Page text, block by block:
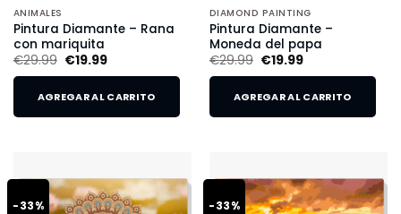
ANIMALES
Pintura Diamante – Rana
con mariquita
€29.99 €19.99
AGREGAR AL CARRITO
DIAMOND PAINTING
Pintura Diamante –
Moneda del papa
€29.99 €19.99
AGREGAR AL CARRITO
-33% -33%